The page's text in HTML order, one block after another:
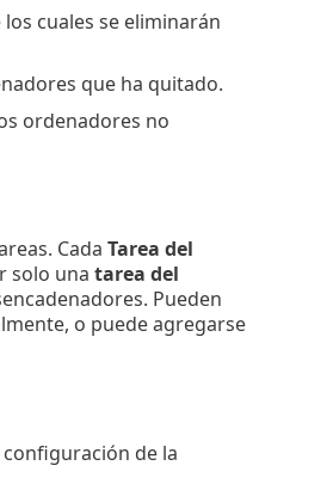
cuales se eliminarán
que ha quitado.
ordenadores no
Cada Tarea del
solo una tarea del
Pueden
o puede agregarse
de la